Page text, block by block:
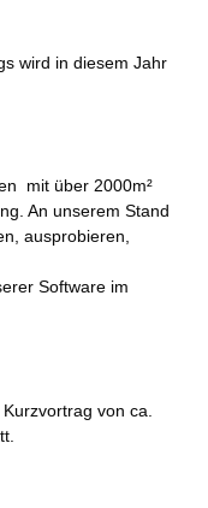
wird in diesem Jahr
mit über 2000m²
An unserem Stand
ausprobieren,
Software im
von ca.